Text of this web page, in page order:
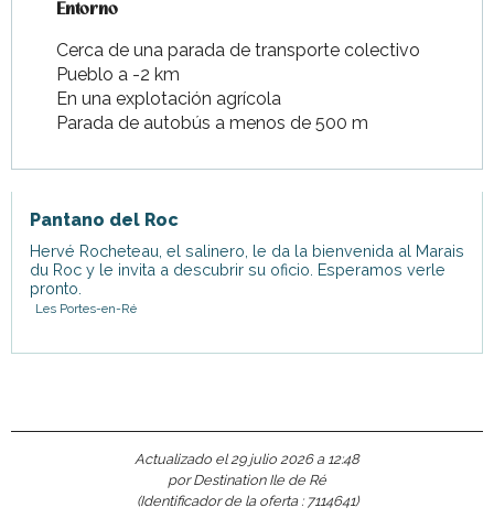
Entorno
Entorno
Cerca de una parada de transporte colectivo
Pueblo a -2 km
En una explotación agrícola
Parada de autobús a menos de 500 m
Pantano del Roc
Hervé Rocheteau, el salinero, le da la bienvenida al Marais
du Roc y le invita a descubrir su oficio. Esperamos verle
pronto.
Les Portes-en-Ré
Actualizado el 29 julio 2026 a 12:48
por Destination Ile de Ré
(Identificador de la oferta : 7114641)